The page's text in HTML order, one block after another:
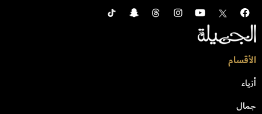
الأقسام
أزياء
جمال